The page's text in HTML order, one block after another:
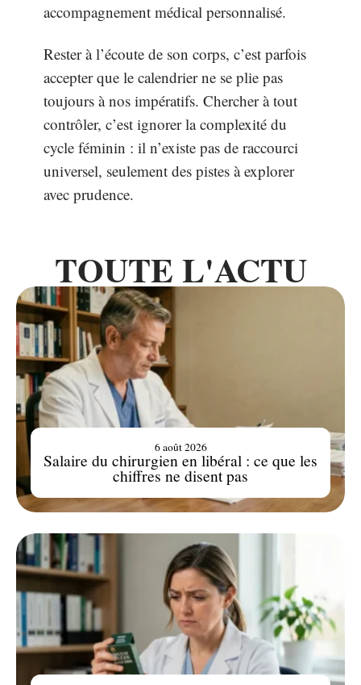
accompagnement médical personnalisé.
Rester à l’écoute de son corps, c’est parfois
accepter que le calendrier ne se plie pas
toujours à nos impératifs. Chercher à tout
contrôler, c’est ignorer la complexité du
cycle féminin : il n’existe pas de raccourci
universel, seulement des pistes à explorer
avec prudence.
TOUTE L'ACTU
Salaire du chirurgien en libéral : ce que les
chiffres ne disent pas
6 août 2026